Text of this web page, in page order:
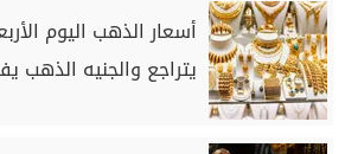
يتراجع والجنيه الذهب